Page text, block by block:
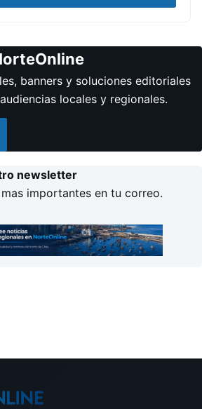
banners y soluciones editoriales
locales y regionales.
newsletter
importantes en tu correo.